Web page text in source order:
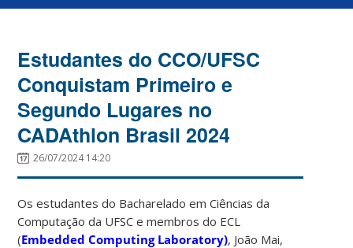
Estudantes do CCO/UFSC
Conquistam Primeiro e
Segundo Lugares no
CADAthlon Brasil 2024
26/07/2024 14:20
Os estudantes do Bacharelado em Ciências da
Computação da UFSC e membros do ECL
(Embedded Computing Laboratory), João Mai,